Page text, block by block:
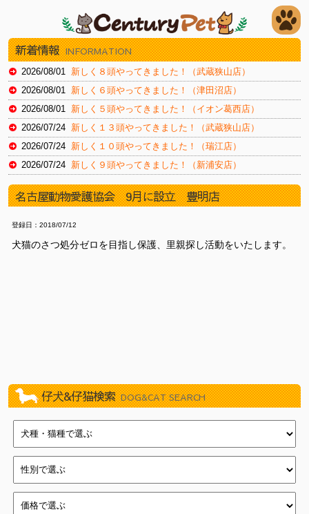
新着情報 INFORMATION
2026/08/01 新しく８頭やってきました！（武蔵狭山店）
2026/08/01 新しく６頭やってきました！（津田沼店）
2026/08/01 新しく５頭やってきました！（イオン葛西店）
2026/07/24 新しく１３頭やってきました！（武蔵狭山店）
2026/07/24 新しく１０頭やってきました！（瑞江店）
2026/07/24 新しく９頭やってきました！（新浦安店）
2026/07/18新しく８頭やってきました！（武蔵狭山店）
2026/07/18新しく８頭やってきました！（津田沼店）
2026/07/18新しく１４頭やってきました！（瑞江店）
2026/07/11 新しく８頭やってきました！（津田沼店）
2026/06/27新しく８頭やってきました！（新浦安店）
2026/06/20新しく８頭やってきました！（武蔵狭山店）
2026/06/20新しく１５頭やってきました！（新浦安店）
2026/06/13
2026/06/13新しく７頭やってきました！（イオン葛西店）
2026/06/13
名古屋動物愛護協会 9月に設立 豊明店
登録日：2018/07/12
犬猫のさつ処分ゼロを目指し保護、里親探し活動をいたします。
仔犬&仔猫検索 DOG&CAT SEARCH